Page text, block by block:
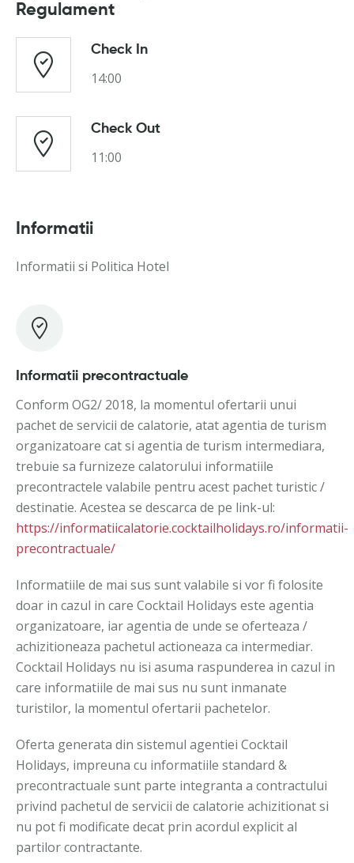
Regulament
Check In
14:00
Check Out
11:00
Informatii
Informatii si Politica Hotel
Informatii precontractuale
Conform OG2/ 2018, la momentul ofertarii unui
pachet de servicii de calatorie, atat agentia de turism
organizatoare cat si agentia de turism intermediara,
trebuie sa furnizeze calatorului informatiile
precontractele valabile pentru acest pachet turistic /
destinatie. Acestea se descarca de pe link-ul:
https://informatiicalatorie.cocktailholidays.ro/informatii-
precontractuale/
Informatiile de mai sus sunt valabile si vor fi folosite
doar in cazul in care Cocktail Holidays este agentia
organizatoare, iar agentia de unde se oferteaza /
achizitioneaza pachetul actioneaza ca intermediar.
Cocktail Holidays nu isi asuma raspunderea in cazul in
care informatiile de mai sus nu sunt inmanate
turistilor, la momentul ofertarii pachetelor.
Oferta generata din sistemul agentiei Cocktail
Holidays, impreuna cu informatiile standard &
precontractuale sunt parte integranta a contractului
privind pachetul de servicii de calatorie achizitionat si
nu pot fi modificate decat prin acordul explicit al
partilor contractante.